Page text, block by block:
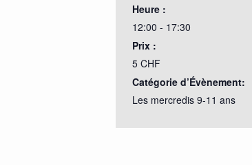
Heure :
12:00 - 17:30
Prix :
5 CHF
Catégorie d’Évènement:
Les mercredis 9-11 ans